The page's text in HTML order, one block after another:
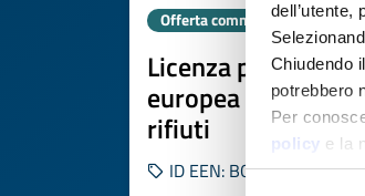
dell’utente,
Chiudendo
potrebbero
Per
policy e la
Selezione
Offerta commerciale
Licenza per
europea di
rifiuti
ID EEN: